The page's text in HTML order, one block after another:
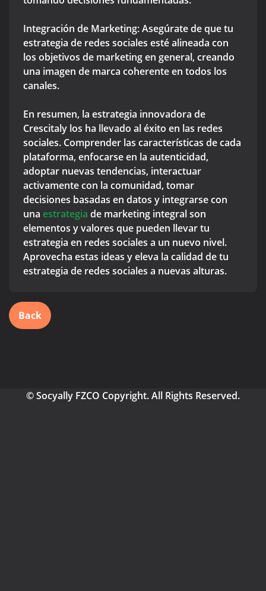
Integración de Marketing: Asegúrate de que tu
estrategia de redes sociales esté alineada con
los objetivos de marketing en general, creando
una imagen de marca coherente en todos los
canales.
En resumen, la estrategia innovadora de
Crescitaly los ha llevado al éxito en las redes
sociales. Comprender las características de cada
plataforma, enfocarse en la autenticidad,
adoptar nuevas tendencias, interactuar
activamente con la comunidad, tomar
decisiones basadas en datos y integrarse con
una estrategia de marketing integral son
elementos y valores que pueden llevar tu
estrategia en redes sociales a un nuevo nivel.
Aprovecha estas ideas y eleva la calidad de tu
estrategia de redes sociales a nuevas alturas.
Back
© Socyally FZCO Copyright. All Rights Reserved.